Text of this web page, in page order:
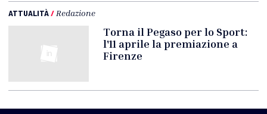
ATTUALITÀ/ Redazione
Torna il Pegaso per lo Sport:
l'11 aprile la premiazione a
Firenze